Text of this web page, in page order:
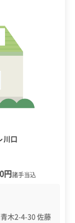
口
円諸手当込
木2-4-30 佐藤